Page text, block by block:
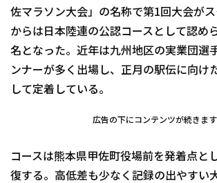
佐マラソン大会」の名称で第1回大会が
からは日本陸連の公認コースとして認め
名となった。近年は九州地区の実業団選
ンナーが多く出場し、正月の駅伝に向け
して定着している。
広告の下にコンテンツが続きます
コースは熊本県甲佐町役場前を発着点と
復する。高低差も少なく記録の出やすい